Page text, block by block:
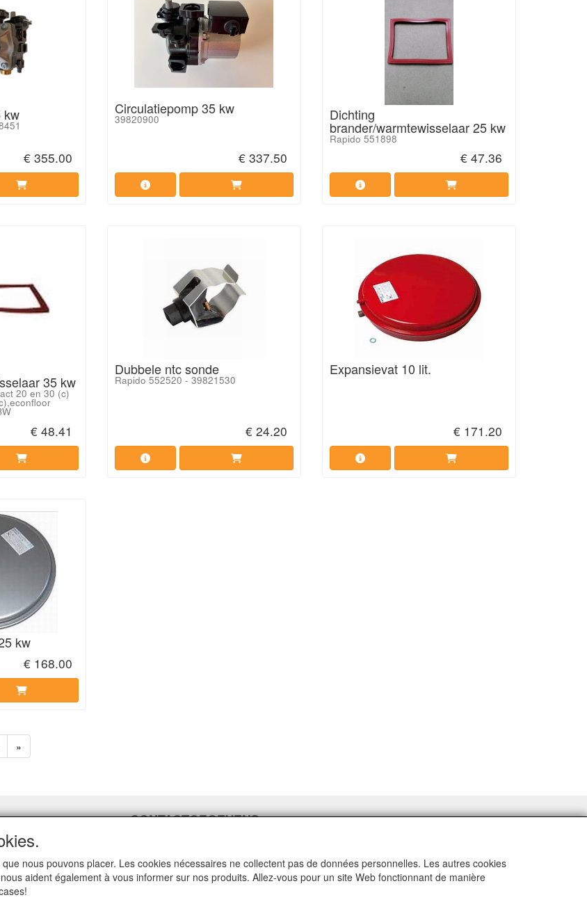
kw
€ 355.00
Circulatiepomp 35 kw
39820900
€ 337.50
Dichting
brander/warmtewisselaar 25 kw
Rapido 551898
€ 47.36
35 kw
20 en 30 (c)
€ 48.41
Dubbele ntc sonde
Rapido 552520 - 39821530
€ 24.20
Expansievat 10 lit.
€ 171.20
kw
€ 168.00
»
CONTACTGEGEVENS
2340 Beerse
nous pouvons placer. Les cookies nécessaires ne collectent pas de données personnelles. Les autres cookies
aident également à vous informer sur nos produits. Allez-vous pour un site Web fonctionnant de manière